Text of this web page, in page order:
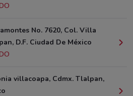
No. 7620, Col. Villa
D.F. Ciudad De México
villacoapa, Cdmx. Tlalpan,